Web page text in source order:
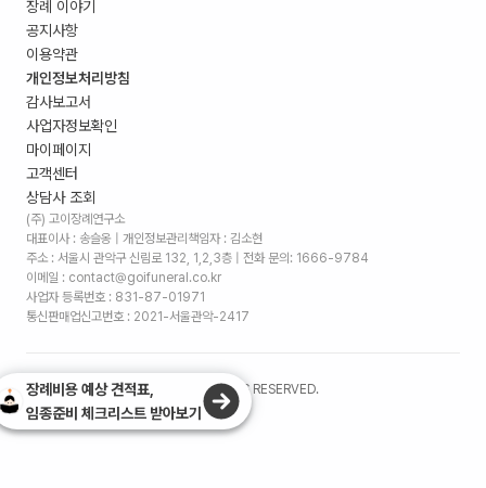
장례 이야기
공지사항
이용약관
개인정보처리방침
감사보고서
사업자정보확인
마이페이지
고객센터
상담사 조회
(주) 고이장례연구소
대표이사 : 송슬옹 | 개인정보관리책임자 : 김소현
주소 : 서울시 관악구 신림로 132, 1,2,3층 | 전화 문의: 1666-9784
이메일 : contact@goifuneral.co.kr
사업자 등록번호 : 831-87-01971
통신판매업신고번호 : 2021-서울관악-2417
©2026. (주)고이장례연구소 ALL RIGHTS RESERVED.
장례비용 예상 견적표,
임종준비 체크리스트 받아보기